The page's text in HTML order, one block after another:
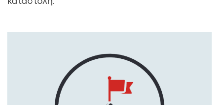
καταστολή.